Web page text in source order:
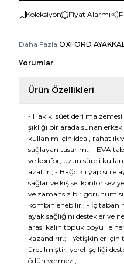
Koleksiyon Fiyat Alarmı
Daha Fazla OXFORD
Yorumlar
Ürün Özellikleri
- Hakiki süet deri malzemesi
şıklığı bir arada sunan
kullanım için ideal,
sağlayan tasarım.; - EVA
ve konfor, uzun süreli
azaltır.; - Bağcıklı yapısı
sağlar ve kişisel konfor
ve zamansız bir görünüm
kombinlenebilir.; - İç
ayak sağlığını destekler ve
arası kalın topuk boyu ile
kazandırır.; - Yetişkinler
üretilmiştir; yerel işçiliği
ödün vermez.;